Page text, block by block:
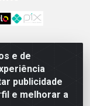
e de
publicidade
e melhorar a
- CNPJ:
1045 -
21020-124